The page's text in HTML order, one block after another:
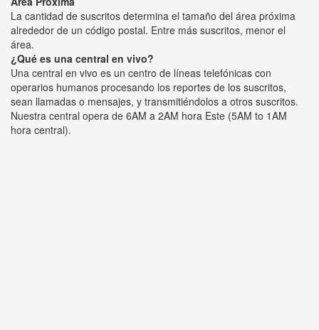
La cantidad de suscritos determina el tamaño del área próxima
alrededor de un código postal. Entre más suscritos, menor el
área.
¿Qué es una central en vivo?
Una central en vivo es un centro de líneas telefónicas con
operarios humanos procesando los reportes de los suscritos,
sean llamadas o mensajes, y transmitiéndolos a otros suscritos.
Nuestra central opera de 6AM a 2AM hora Este (5AM to 1AM
hora central).